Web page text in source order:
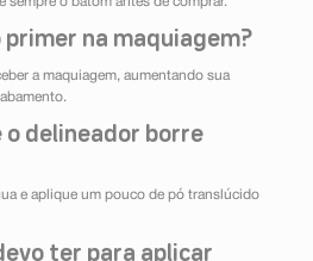
primer na maquiagem?
a maquiagem, aumentando sua
o delineador borre
e aplique um pouco de pó translúcido
ter para aplicar